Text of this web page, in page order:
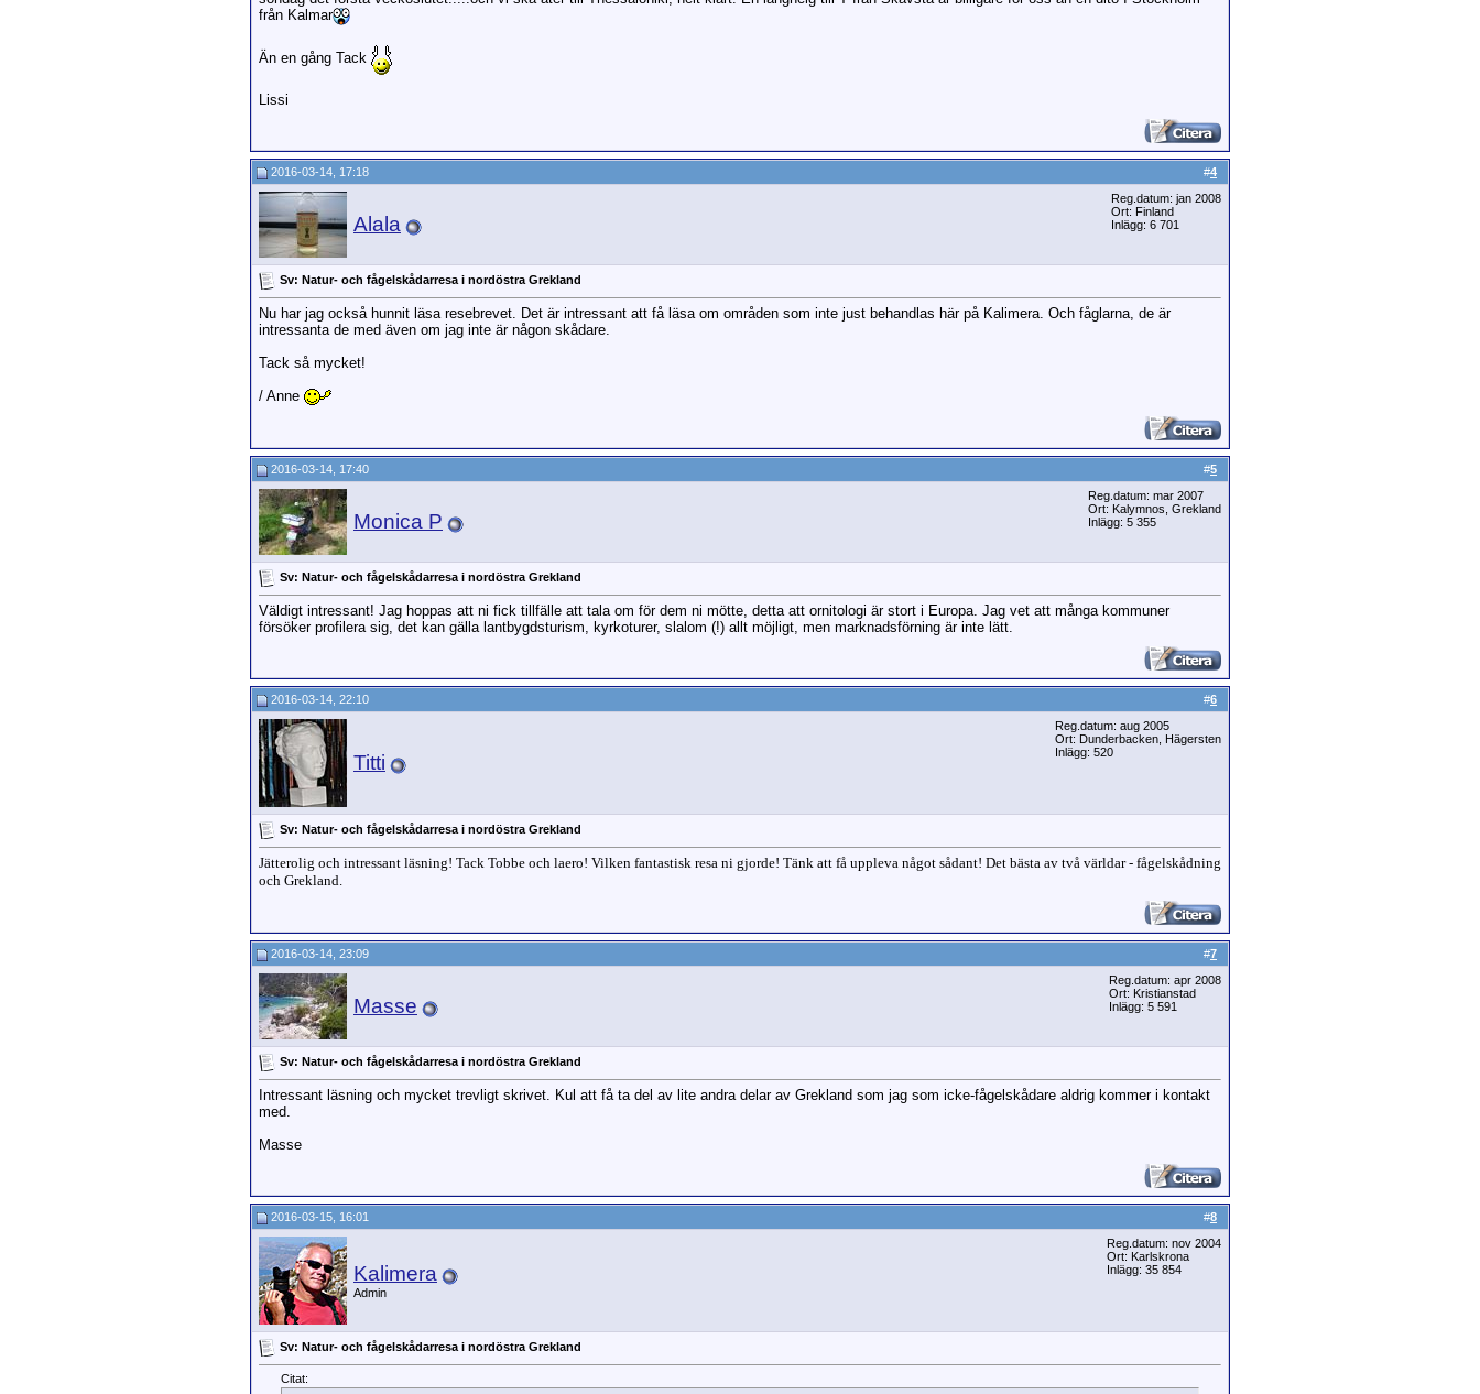
från Kalmar
Än en gång Tack
Lissi
#4
2016-03-14, 17:18
Alala
Reg.datum: jan 2008
Ort: Finland
Inlägg: 6 701
Sv: Natur- och fågelskådarresa i nordöstra Grekland
Nu har jag också hunnit läsa resebrevet. Det är intressant att få läsa om områden som inte just behandlas här på Kalimera. Och fåglarna, de är
intressanta de med även om jag inte är någon skådare.
Tack så mycket!
/ Anne
#5
2016-03-14, 17:40
Monica P
Reg.datum: mar 2007
Ort: Kalymnos, Grekland
Inlägg: 5 355
Sv: Natur- och fågelskådarresa i nordöstra Grekland
Väldigt intressant! Jag hoppas att ni fick tillfälle att tala om för dem ni mötte, detta att ornitologi är stort i Europa. Jag vet att många kommuner
försöker profilera sig, det kan gälla lantbygdsturism, kyrkoturer, slalom (!) allt möjligt, men marknadsförning är inte lätt.
#6
2016-03-14, 22:10
Titti
Reg.datum: aug 2005
Ort: Dunderbacken, Hägersten
Inlägg: 520
Sv: Natur- och fågelskådarresa i nordöstra Grekland
Jätterolig och intressant läsning! Tack Tobbe och laero! Vilken fantastisk resa ni gjorde! Tänk att få uppleva något sådant! Det bästa av två världar - fågelskådning
och Grekland.
#7
2016-03-14, 23:09
Masse
Reg.datum: apr 2008
Ort: Kristianstad
Inlägg: 5 591
Sv: Natur- och fågelskådarresa i nordöstra Grekland
Intressant läsning och mycket trevligt skrivet. Kul att få ta del av lite andra delar av Grekland som jag som icke-fågelskådare aldrig kommer i kontakt
med.
Masse
#8
2016-03-15, 16:01
Kalimera
Admin
Reg.datum: nov 2004
Ort: Karlskrona
Inlägg: 35 854
Sv: Natur- och fågelskådarresa i nordöstra Grekland
Citat: